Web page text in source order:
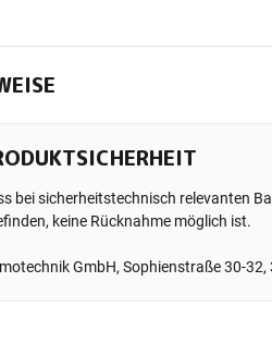
bei sicherheitstechnisch relevanten
keine Rücknahme möglich ist.
GmbH, Sophienstraße 30-